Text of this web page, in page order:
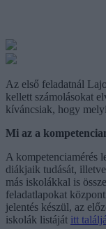
Az első feladatnál
kellett számolásokat
kíváncsiak, hogy
Mi az a
A kompetenciamérés
diákjaik tudását,
más iskolákkal is
feladatlapokat
jelentés készül, az
iskolák listáját itt